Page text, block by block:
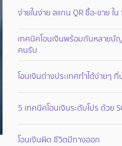
ง่ายในง่าย สแกน QR ซื้อ-ขาย ใน
เทคนิคโอนเงินพร้อมกันหลายบั
คนรับ
โอนเงินต่างประเทศทำได้ง่ายๆ ที่
5 เทคนิคโอนเงินระดับโปร ด้วย
โอนเงินผิด ชีวิตมีทางออก